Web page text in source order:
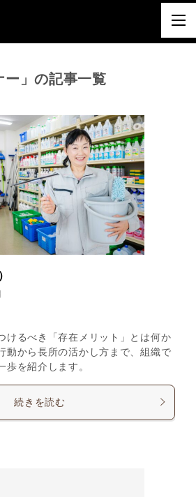
ー」の記事一覧
けるべき「存在メリット」とは何か
動から長所の活かし方まで、組織で
歩を紹介します。
続きを読む